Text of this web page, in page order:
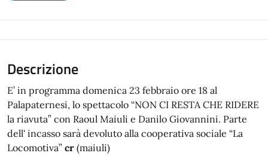
Descrizione
E’ in programma domenica 23 febbraio ore 18 al
Palapaternesi, lo spettacolo “NON CI RESTA CHE RIDERE
la riavuta” con Raoul Maiuli e Danilo Giovannini. Parte
dell' incasso sarà devoluto alla cooperativa sociale “La
Locomotiva” cr (maiuli)